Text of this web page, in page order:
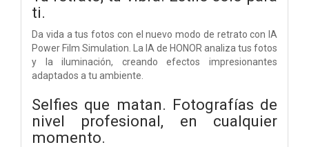
ti.
Da vida a tus fotos con el nuevo modo de retrato con IA
Power Film Simulation. La IA de HONOR analiza tus fotos
y la iluminación, creando efectos impresionantes
adaptados a tu ambiente.
Selfies que matan. Fotografías de
nivel profesional, en cualquier
momento.